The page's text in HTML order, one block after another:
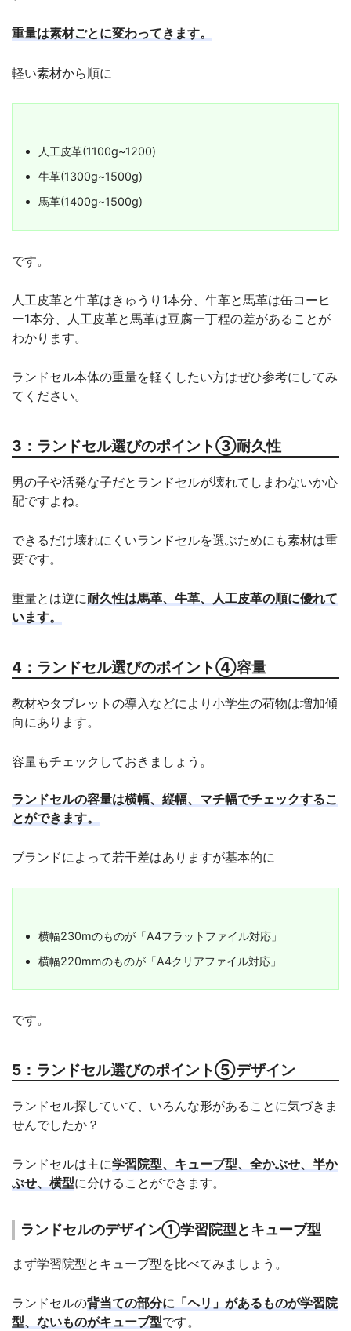
重量は素材ごとに変わってきます。
軽い素材から順に
人工皮革(1100g~1200)
牛革(1300g~1500g)
馬革(1400g~1500g)
です。
人工皮革と牛革はきゅうり1本分、牛革と馬革は缶コーヒ
ー1本分、人工皮革と馬革は豆腐一丁程の差があることが
わかります。
ランドセル本体の重量を軽くしたい方はぜひ参考にしてみ
てください。
3：ランドセル選びのポイント③耐久性
男の子や活発な子だとランドセルが壊れてしまわないか心
配ですよね。
できるだけ壊れにくいランドセルを選ぶためにも素材は重
要です。
重量とは逆に耐久性は馬革、牛革、人工皮革の順に優れて
います。
4：ランドセル選びのポイント④容量
教材やタブレットの導入などにより小学生の荷物は増加傾
向にあります。
容量もチェックしておきましょう。
ランドセルの容量は横幅、縦幅、マチ幅でチェックするこ
とができます。
ブランドによって若干差はありますが基本的に
横幅230mのものが「A4フラットファイル対応」
横幅220mmのものが「A4クリアファイル対応」
です。
5：ランドセル選びのポイント⑤デザイン
ランドセル探していて、いろんな形があることに気づきま
せんでしたか？
ランドセルは主に学習院型、キューブ型、全かぶせ、半か
ぶせ、横型に分けることができます。
ランドセルのデザイン①学習院型とキューブ型
まず学習院型とキューブ型を比べてみましょう。
ランドセルの背当ての部分に「ヘリ」があるものが学習院
型、ないものがキューブ型です。